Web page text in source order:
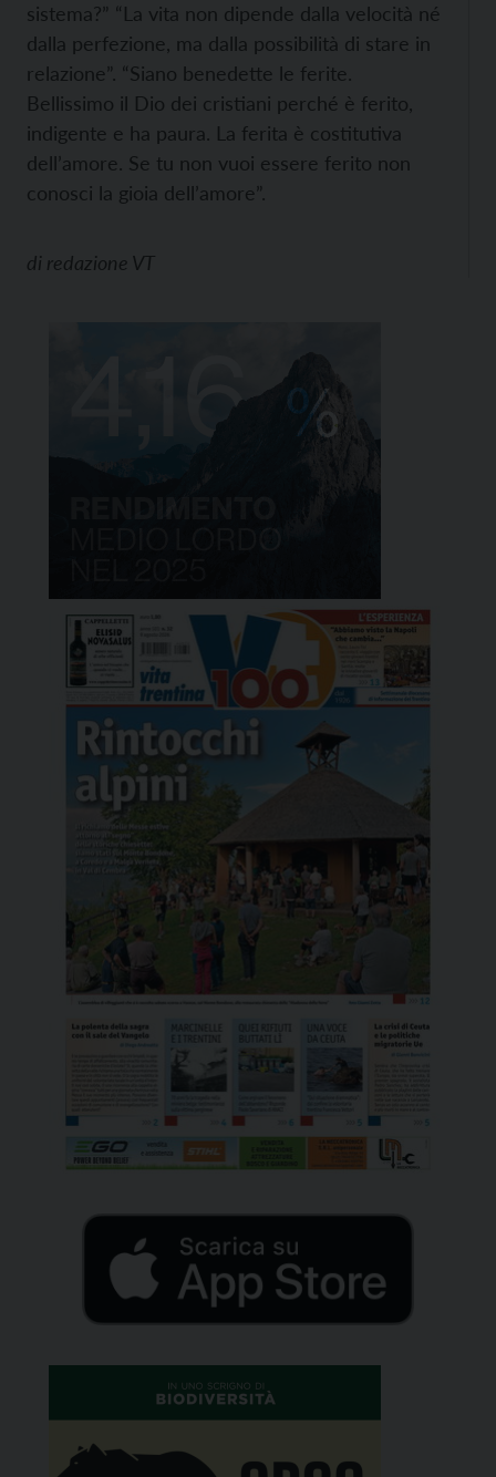
sistema?” “La vita non dipende dalla velocità né
dalla perfezione, ma dalla possibilità di stare in
relazione”. “Siano benedette le ferite.
Bellissimo il Dio dei cristiani perché è ferito,
indigente e ha paura. La ferita è costitutiva
dell’amore. Se tu non vuoi essere ferito non
conosci la gioia dell’amore”.
di redazione VT